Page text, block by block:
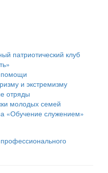
патриотический клуб
помощи
и экстремизму
отряды
молодых семей
«Обучение служением»